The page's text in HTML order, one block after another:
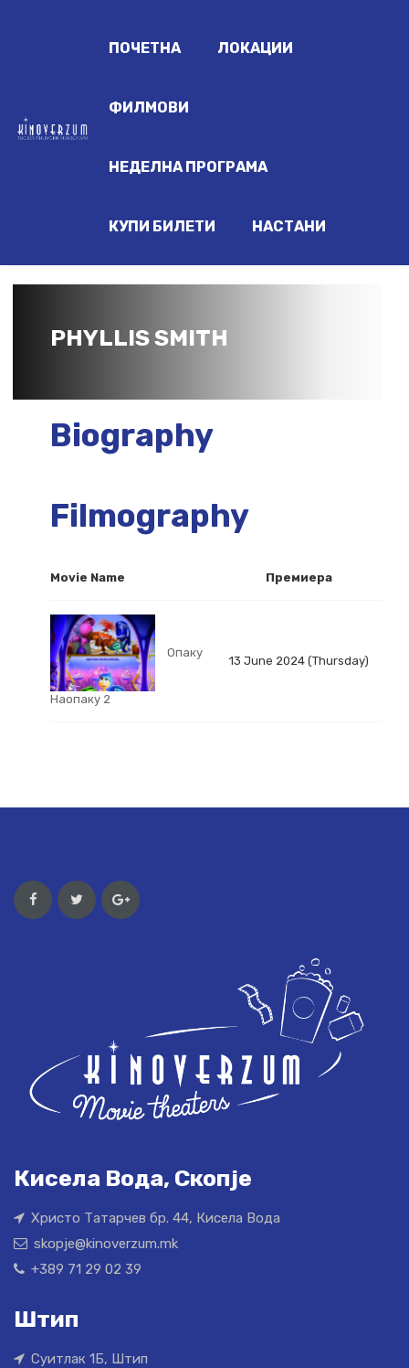
ПОЧЕТНА ЛОКАЦИИ
ФИЛМОВИ
НЕДЕЛНА ПРОГРАМА
КУПИ БИЛЕТИ НАСТАНИ
PHYLLIS SMITH
Biography
Filmography
Movie Name Премиера
Опаку
Наопаку 2
13 June 2024 (Thursday)
Кисела Вода, Скопје
Христо Татарчев бр. 44, Кисела Вода
skopje@kinoverzum.mk
+389 71 29 02 39
Штип
Суитлак 1Б, Штип